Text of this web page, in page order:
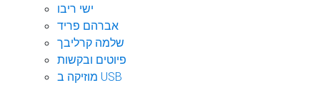
ישי ריבו
אברהם פריד
שלמה קרליבך
פיוטים ובקשות
מוזיקה ב USB